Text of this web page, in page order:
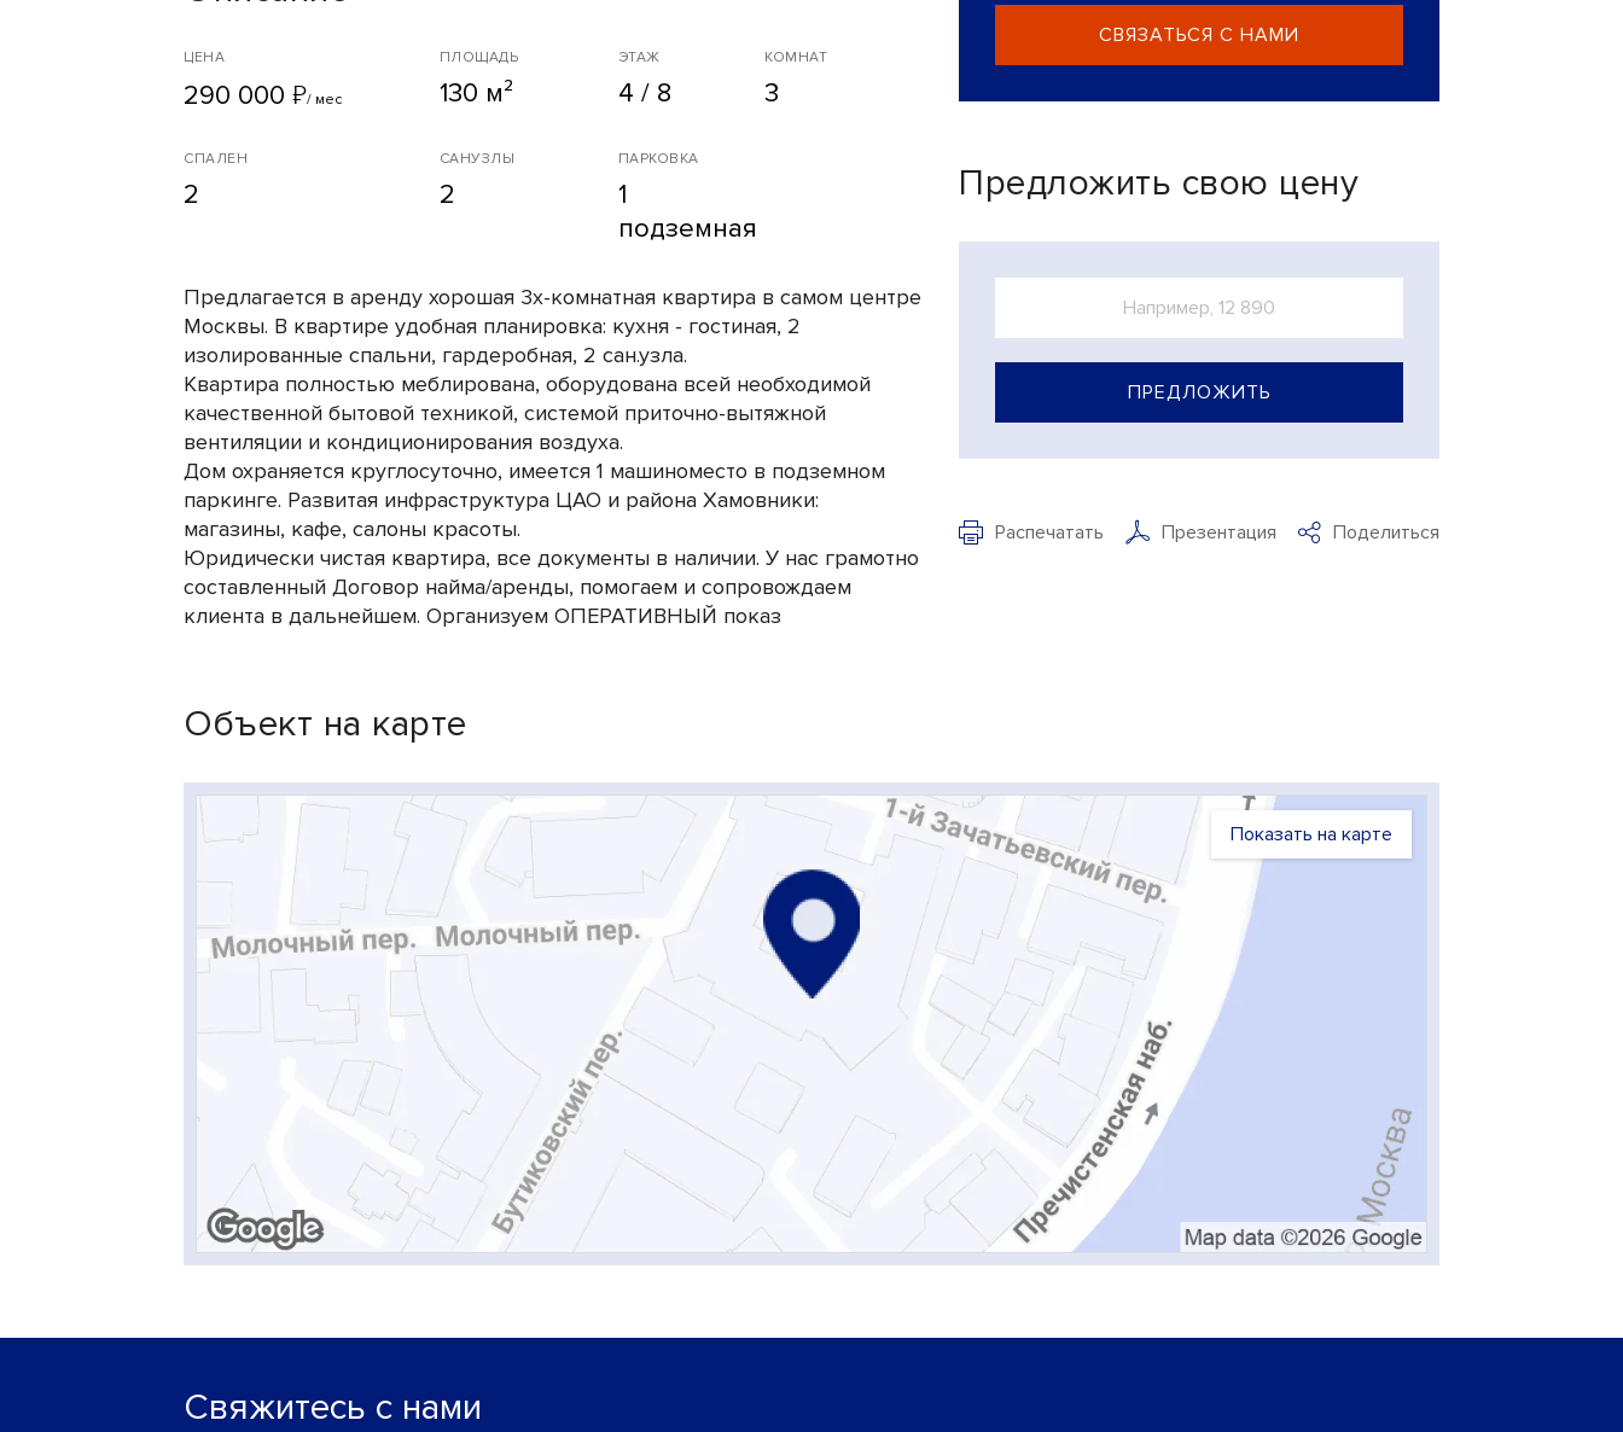
ЦЕНА
290 000 ₽/ мес
ПЛОЩАДЬ
130 м²
ЭТАЖ
4 / 8
КОМНАТ
3
СПАЛЕН
2
САНУЗЛЫ
2
ПАРКОВКА
1
подземная
Предлагается в аренду хорошая 3х-комнатная квартира в самом центре
Москвы. В квартире удобная планировка: кухня - гостиная, 2
изолированные спальни, гардеробная, 2 сан.узла.
Квартира полностью меблирована, оборудована всей необходимой
качественной бытовой техникой, системой приточно-вытяжной
вентиляции и кондиционирования воздуха.
Дом охраняется круглосуточно, имеется 1 машиноместо в подземном
паркинге. Развитая инфраструктура ЦАО и района Хамовники:
магазины, кафе, салоны красоты.
Юридически чистая квартира, все документы в наличии. У нас грамотно
составленный Договор найма/аренды, помогаем и сопровождаем
клиента в дальнейшем. Организуем ОПЕРАТИВНЫЙ показ
СВЯЗАТЬСЯ С НАМИ
Предложить свою цену
ПРЕДЛОЖИТЬ
Распечатать Презентация Поделиться
Объект на карте
Показать на карте
Свяжитесь с нами